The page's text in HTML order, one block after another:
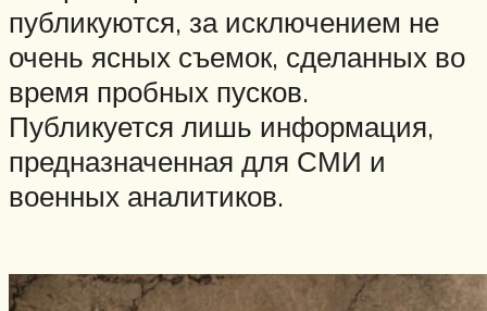
публикуются, за исключением не
очень ясных съемок, сделанных во
время пробных пусков.
Публикуется лишь информация,
предназначенная для СМИ и
военных аналитиков.